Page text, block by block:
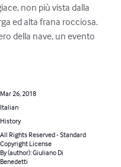
non più vista dalla
ed alta frana rocciosa.
della nave, un evento
Mar 26, 2018
Italian
History
All Rights Reserved - Standard
Copyright License
By (author): Giuliano Di
Benedetti